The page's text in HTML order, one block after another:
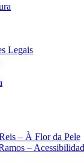
Legais
– À Flor da Pele
–